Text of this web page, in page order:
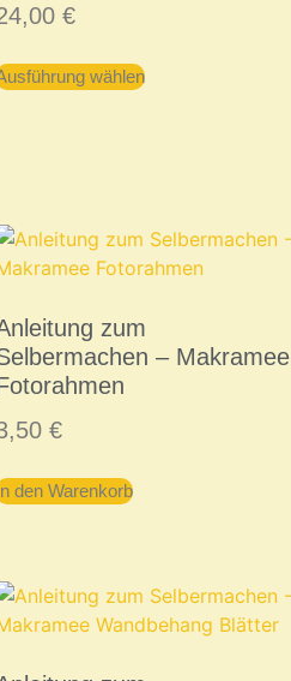
€
wählen
zum
– Makramee
€
den Warenkorb